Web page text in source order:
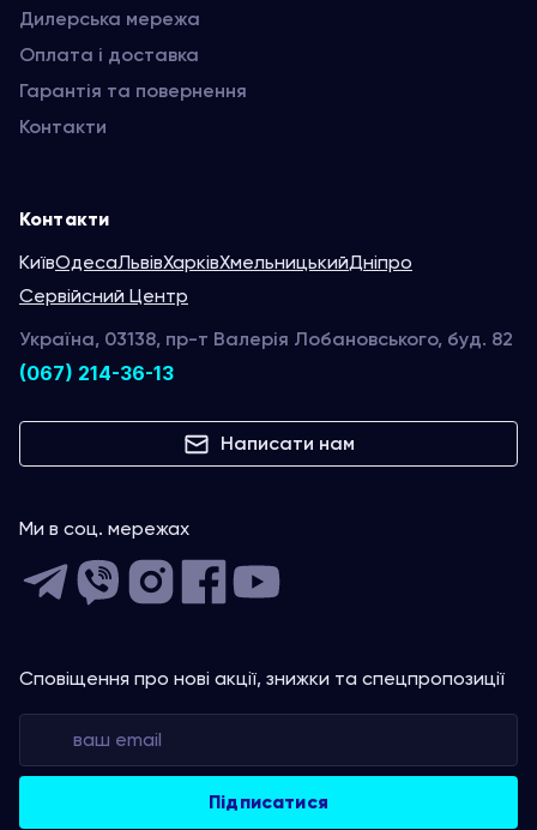
Дилерська мережа
Оплата і доставка
Гарантія та повернення
Контакти
Контакти
КиївОдесаЛьвівХарківХмельницькийДніпро
Сервійсний Центр
Україна, 03138, пр-т Валерія Лобановського, буд. 82
(067) 214-36-13
Написати нам
Ми в соц. мережах
Сповіщення про нові акції, знижки та спецпропозиції